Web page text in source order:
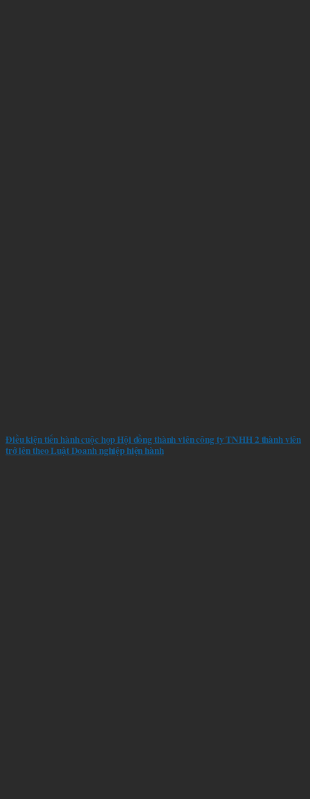
Điều kiện tiến hành cuộc họp Hội đồng thành viên công ty TNHH 2 thành viên
trở lên theo Luật Doanh nghiệp hiện hành